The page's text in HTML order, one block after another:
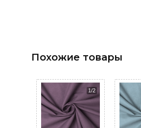
Похожие товары